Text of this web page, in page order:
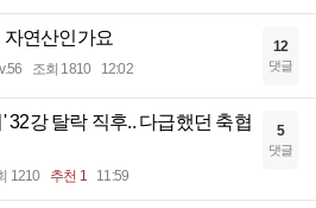
자연산인가요
조회 1810 12:02
12
댓글
32강 탈락 직후.. 다급했던 축협
1210 추천 1 11:59
5
댓글